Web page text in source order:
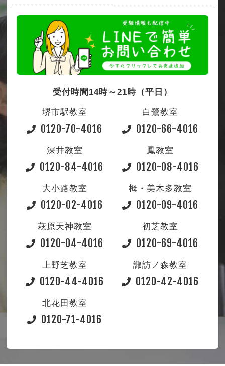
受付時間14時～21時（平日）
堺市駅教室
0120-70-4016
白鷺教室
0120-66-4016
深井教室
0120-84-4016
鳳教室
0120-08-4016
大小路教室
0120-02-4016
栂・美木多教室
0120-09-4016
萩原天神教室
0120-04-4016
初芝教室
0120-69-4016
上野芝教室
0120-44-4016
諏訪ノ森教室
0120-42-4016
北花田教室
0120-71-4016